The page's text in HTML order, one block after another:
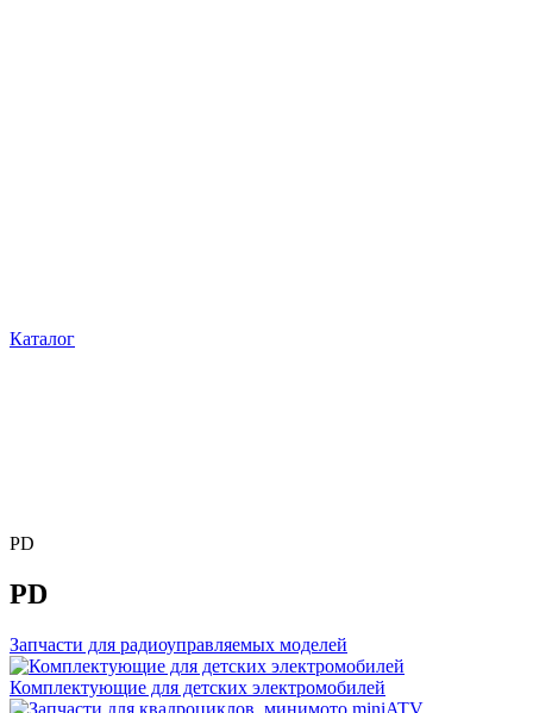
Каталог
PD
PD
Запчасти для радиоуправляемых моделей
Комплектующие для детских электромобилей